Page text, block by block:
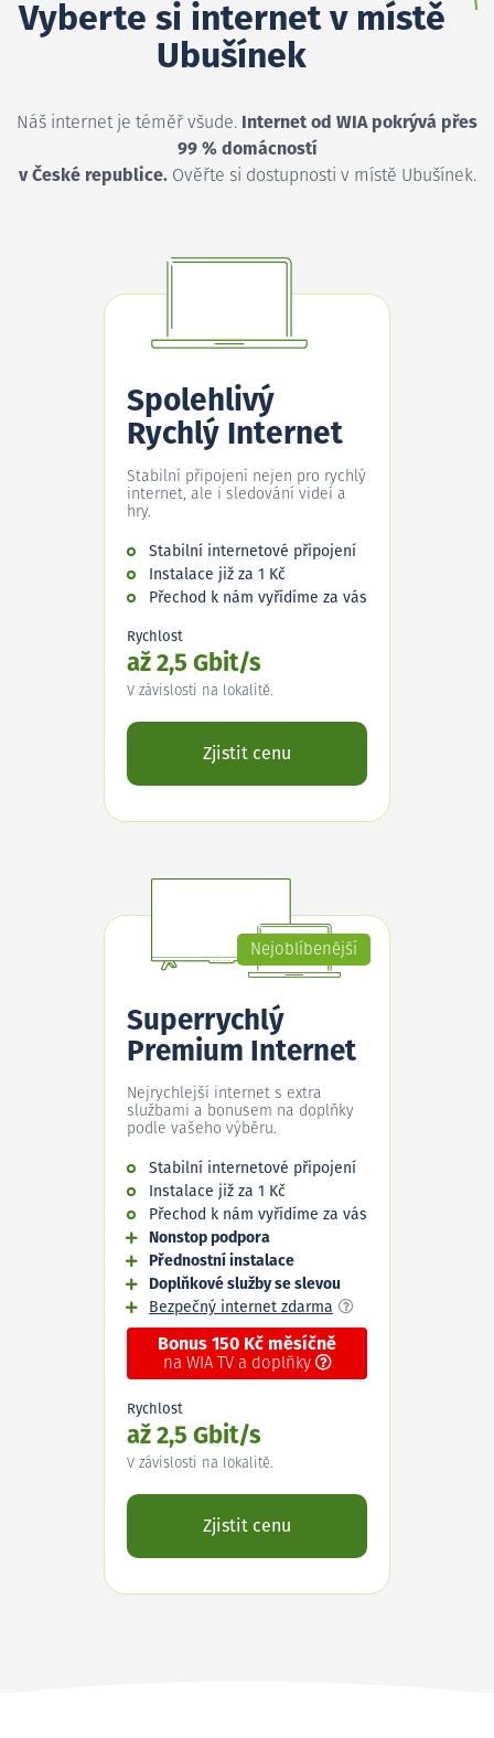
Vyberte si internet v místě
Ubušínek
Náš internet je téměř všude. Internet od WIA pokrývá přes
99 % domácností
v České republice.Ověřte si dostupnosti v místě Ubušínek.
Spolehlivý
Rychlý Internet
Stabilní připojení nejen pro rychlý
internet, ale i sledování videí a
hry.
Stabilní internetové připojení
Instalace již za 1 Kč
Přechod k nám vyřídíme za vás
Rychlost
až 2,5 Gbit/s
V závislosti na lokalitě.
Zjistit cenu
Nejoblíbenější
Superrychlý
Premium Internet
Nejrychlejší internet s extra
službami a bonusem na doplňky
podle vašeho výběru.
Stabilní internetové připojení
Instalace již za 1 Kč
Přechod k nám vyřídíme za vás
Nonstop podpora
Přednostní instalace
Doplňkové služby se slevou
Bezpečný internet zdarma
Bonus 150 Kč měsíčně
na WIA TV a doplňky
Rychlost
až 2,5 Gbit/s
V závislosti na lokalitě.
Zjistit cenu